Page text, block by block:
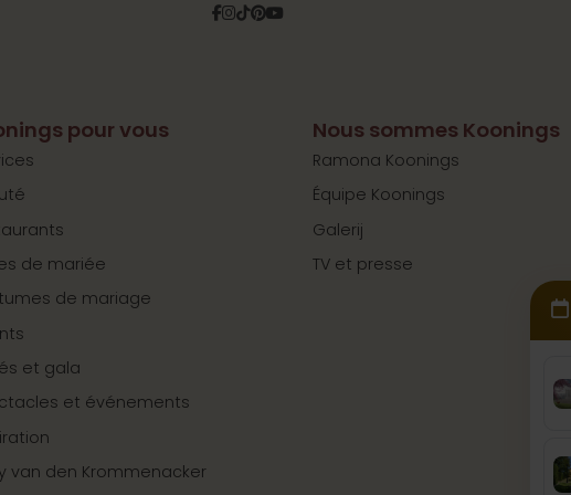
Facebook
Instagram
Tiktok
Pinterest
YouTube
pour vous
de mariée
de mariage
et gala
et événements
van den Krommenacker
Nous sommes Koonings
Ramona Koonings
Équipe Koonings
Galerij
TV et presse